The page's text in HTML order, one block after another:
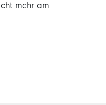
mehr am